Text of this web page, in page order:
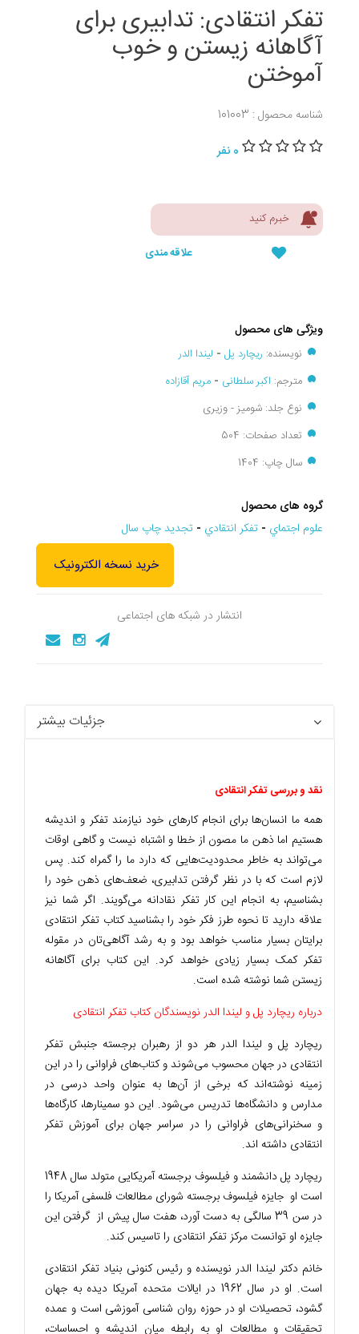
تفکر انتقادی: تدابیری برای
آگاهانه زیستن و خوب
آموختن
شناسه محصول : 101003
0 نفر
خبرم کنید
علاقه مندی
ویژگی های محصول
نویسنده: ریچارد پل - لیندا الدر
مترجم: اکبر سلطانی - مریم آقازاده
نوع جلد: شومیز - وزیری
تعداد صفحات: 504
سال چاپ: 1404
گروه های محصول
علوم اجتماي - تفکر انتقادي - تجديد چاپ سال
خرید نسخه الکترونیک
انتشار در شبکه های اجتماعی
جزئیات بیشتر
نقد و بررسی تفکر انتقادی
همه ما انسان‌ها برای انجام کارهای خود نیازمند تفکر و اندیشه
هستیم اما ذهن ما مصون از خطا و اشتباه نیست و گاهی اوقات
می‌تواند به خاطر محدودیت‌هایی که دارد ما را گمراه کند. پس
لازم است که با در نظر گرفتن تدابیری، ضعف‌های ذهن خود را
بشناسیم، به انجام این کار تفکر نقادانه می‌گویند. اگر شما نیز
علاقه دارید تا نحوه طرز فکر خود را بشناسید کتاب تفکر انتقادی
برایتان بسیار مناسب خواهد بود و به رشد آگاهی‌تان در مقوله
تفکر کمک بسیار زیادی خواهد کرد. این کتاب برای آگاهانه
زیستن شما نوشته شده است.
درباره ریچارد پل و لیندا الدر نویسندگان کتاب تفکر انتقادی
ریچارد پل و لیندا الدر هر دو از رهبران برجسته جنبش تفکر
انتقادی در جهان محسوب می‌شوند و کتاب‌های فراوانی را در این
زمینه نوشته‌اند که برخی از آن‌ها به عنوان واحد درسی در
مدارس و دانشگاه‌ها تدریس می‌شود. این دو سمینارها، کارگاه‌ها
و سخنرانی‌های فراوانی را در سراسر جهان برای آموزش تفکر
انتقادی داشته اند.
ریچارد پل دانشمند و فیلسوف برجسته آمریکایی متولد سال 1948
است او جایزه فیلسوف برجسته شورای مطالعات فلسفی آمریکا را
در سن 39 سالگی به دست آورد، هفت سال پیش از گرفتن این
جایزه او توانست مرکز تفکر انتقادی را تاسیس کند.
خانم دکتر لیندا الدر نویسنده و رئیس کنونی بنیاد تفکر انتقادی
است. او در سال 1962 در ایالات متحده آمریکا دیده به جهان
گشود، تحصیلات او در حوزه روان شناسی آموزشی است و عمده
تحقیقات و مطالعات او به رابطه میان اندیشه و احساسات،